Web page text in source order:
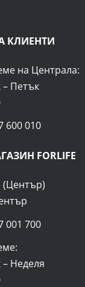
КЛИЕНТИ
на Централа:
Петък
600 010
FORLIFE
(Център)
001 700
Неделя